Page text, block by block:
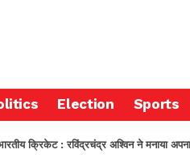
Election Sports
क्रिकेट : रविंद्रचंद्र अश्विन ने मनाया